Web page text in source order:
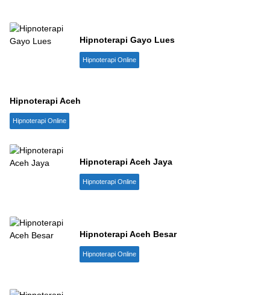
Hipnoterapi Gayo Lues
Hipnoterapi Online
Hipnoterapi Aceh
Hipnoterapi Online
Hipnoterapi Aceh Jaya
Hipnoterapi Online
Hipnoterapi Aceh Besar
Hipnoterapi Online